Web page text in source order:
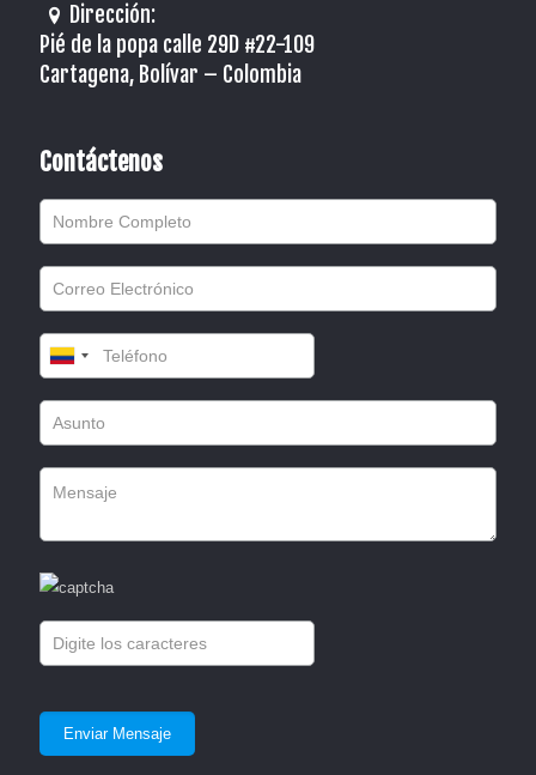
Dirección:
Pié de la popa calle 29D #22-109
Cartagena, Bolívar – Colombia
Contáctenos